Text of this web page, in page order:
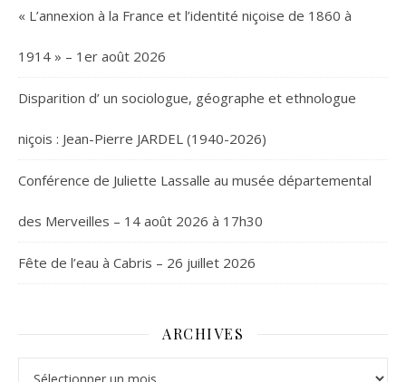
« L’annexion à la France et l’identité niçoise de 1860 à
1914 » – 1er août 2026
Disparition d’ un sociologue, géographe et ethnologue
niçois : Jean-Pierre JARDEL (1940-2026)
Conférence de Juliette Lassalle au musée départemental
des Merveilles – 14 août 2026 à 17h30
Fête de l’eau à Cabris – 26 juillet 2026
ARCHIVES